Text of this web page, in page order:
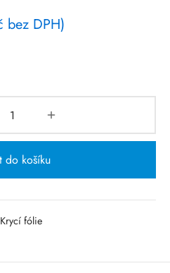
bez DPH)
do košíku
Krycí fólie